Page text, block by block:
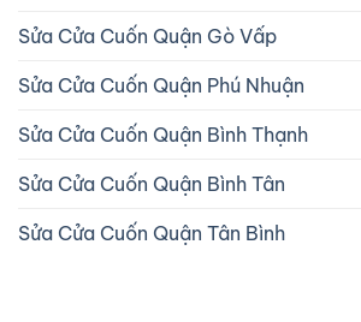
Sửa Cửa Cuốn Quận Gò Vấp
Sửa Cửa Cuốn Quận Phú Nhuận
Sửa Cửa Cuốn Quận Bình Thạnh
Sửa Cửa Cuốn Quận Bình Tân
Sửa Cửa Cuốn Quận Tân Bình